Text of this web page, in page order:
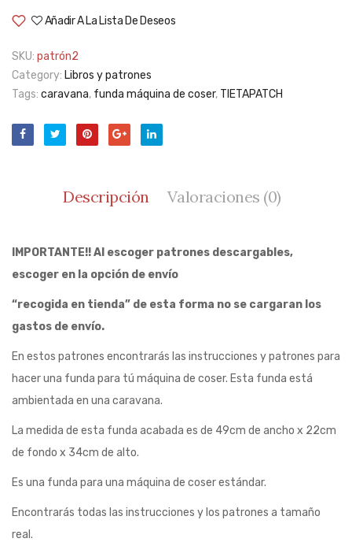
máquina
coser,
caravana
cantidad
Añadir A La Lista De Deseos
SKU: patrón2
Category: Libros y patrones
Tags: caravana, funda máquina de coser, TIETAPATCH
Descripción Valoraciones (0)
IMPORTANTE!! Al escoger patrones descargables,
escoger en la opción de envío
“recogida en tienda” de esta forma no se cargaran los
gastos de envío.
En estos patrones encontrarás las instrucciones y patrones para
hacer una funda para tú máquina de coser. Esta funda está
ambientada en una caravana.
La medida de esta funda acabada es de 49cm de ancho x 22cm
de fondo x 34cm de alto.
Es una funda para una máquina de coser estándar.
Encontrarás todas las instrucciones y los patrones a tamaño
real.